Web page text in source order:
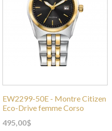
EW2299-50E - Montre Citizen
Eco-Drive femme Corso
495,00$